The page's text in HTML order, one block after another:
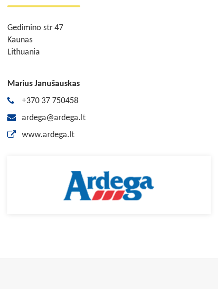
Gedimino str 47
Kaunas
Lithuania
Marius Janušauskas
+370 37 750458
ardega@ardega.lt
www.ardega.lt